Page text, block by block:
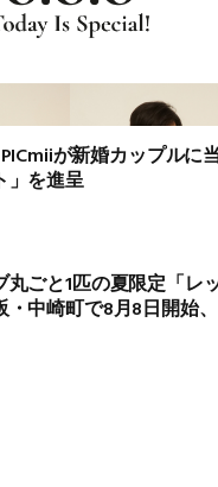
が新婚カップルに
」を進呈
ごと1匹の夏限定「レ
中崎町で8月8日開始